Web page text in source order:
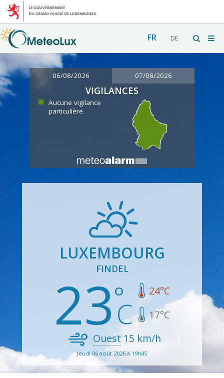
FR DE
06/08/2026 07/08/2026
VIGILANCES
Aucune vigilance
particulière
LUXEMBOURG
FINDEL
23 24°C
17°C
Ouest15 km/h
Jeudi 06 août 2026 à 19h45